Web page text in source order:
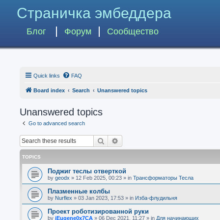
Страничка эмбеддера
Блог Форум Сообщество
Quick links FAQ
Board index Search Unanswered topics
Unanswered topics
Go to advanced search
Search
TOPICS
Поджиг теслы отверткой
by geodx » 12 Feb 2025, 00:23 » in Трансформаторы Тесла
Плазменные колбы
by Nurflex » 03 Jan 2023, 17:53 » in Изба-флудильня
Проект роботизированной руки
by iEugene0x7CA » 06 Dec 2021, 11:27 » in Для начинающих